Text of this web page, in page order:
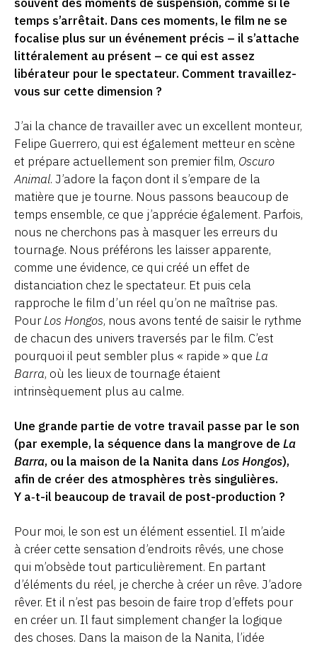
temps s’arrêtait. Dans ces moments, le film ne se
focalise plus sur un événement précis – il s’attache
littéralement au présent – ce qui est assez
libérateur pour le spectateur. Comment travaillez-
vous sur cette dimension ?
J’ai la chance de travailler avec un excellent monteur,
Felipe Guerrero, qui est également metteur en scène
et prépare actuellement son premier film, Oscuro
Animal. J’adore la façon dont il s’empare de la
matière que je tourne. Nous passons beaucoup de
temps ensemble, ce que j’apprécie également. Parfois,
nous ne cherchons pas à masquer les erreurs du
tournage. Nous préférons les laisser apparente,
comme une évidence, ce qui créé un effet de
distanciation chez le spectateur. Et puis cela
rapproche le film d’un réel qu’on ne maîtrise pas.
PourLos Hongos, nous avons tenté de saisir le rythme
de chacun des univers traversés par le film. C’est
pourquoi il peut sembler plus « rapide » que La
Barra, où les lieux de tournage étaient
intrinsèquement plus au calme.
Une grande partie de votre travail passe par le son
(par exemple, la séquence dans la mangrove de La
Barra, ou la maison de la Nanita dans Los Hongos),
afin de créer des atmosphères très singulières.
Y a‑t-il beaucoup de travail de post-production ?
Pour moi, le son est un élément essentiel. Il m’aide
à créer cette sensation d’endroits rêvés, une chose
qui m’obsède tout particulièrement. En partant
d’éléments du réel, je cherche à créer un rêve. J’adore
rêver. Et il n’est pas besoin de faire trop d’effets pour
en créer un. Il faut simplement changer la logique
des choses. Dans la maison de la Nanita, l’idée